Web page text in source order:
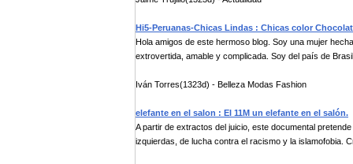
Hi5-Peruanas-Chicas Lindas : Chicas color
Hola amigos de este hermoso blog. Soy una mujer
extrovertida, amable y complicada. Soy del país de
Iván Torres(1323d) - Belleza Modas Fashion
elefante en el salon : El 11M un elefante en el salón.
A partir de extractos del juicio, este documental
izquierdas, de lucha contra el racismo y la islamofobia.